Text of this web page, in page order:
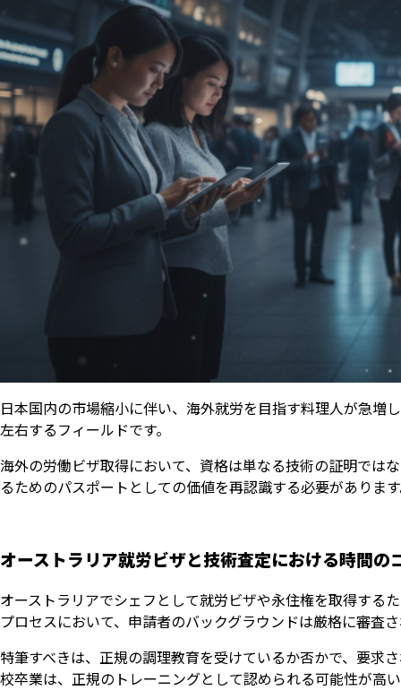
日本国内の市場縮小に伴い、海外就労を目指す料理人が急増
左右するフィールドです。
海外の労働ビザ取得において、資格は単なる技術の証明では
るためのパスポートとしての価値を再認識する必要がありま
オーストラリア就労ビザと技術査定における時間の
オーストラリアでシェフとして就労ビザや永住権を取得する
プロセスにおいて、申請者のバックグラウンドは厳格に審査
特筆すべきは、正規の調理教育を受けているか否かで、要求
校卒業は、正規のトレーニングとして認められる可能性が高